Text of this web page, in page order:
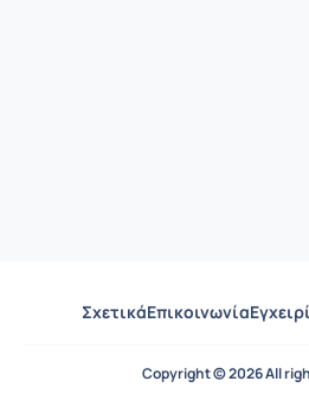
ΣχετικάΕπικοινωνία
Copyright © 2026 All